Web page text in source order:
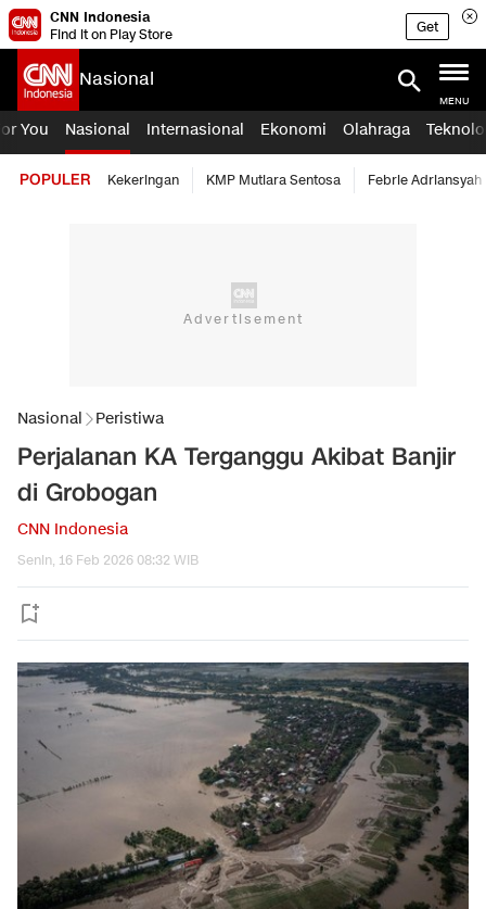
CNN Indonesia
Find it on Play Store
Get
Nasional
MENU
You Nasional Internasional Ekonomi Olahraga
POPULER Kekeringan KMP Mutiara Sentosa Febrie Adriansyah
Nasional Peristiwa
Perjalanan KA Terganggu Akibat Banjir
di Grobogan
CNN Indonesia
Senin, 16 Feb 2026 08:32 WIB